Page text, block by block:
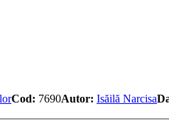
Cod: 7690Autor: Isăilă Narcisa